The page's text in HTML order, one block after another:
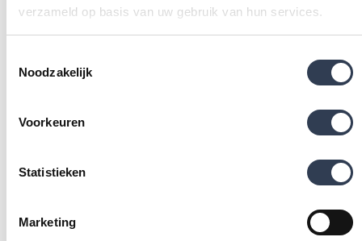
verzameld op basis van uw gebruik van hun services.
Noodzakelijk
Voorkeuren
Statistieken
Marketing
Doucherenovatie extraBINNEN 2-3 DAGEN
ONZE AANPAK EN WERKWIJZE
douche! Dit realiseren we met ons team van
een goede voorbereiding niet het halve werk, maar 80%
ervan. We verzorgen het hele proces van A tot Z. Of je nu